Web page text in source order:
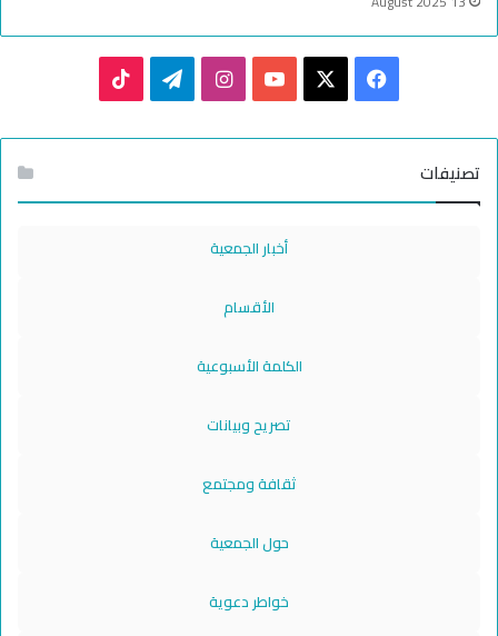
Facebook
YouTube
Instagram
Telegram
تصنيفات
أخبار الجمعية
الأقسام
الكلمة الأسبوعية
تصريح وبيانات
ثقافة ومجتمع
حول الجمعية
خواطر دعوية